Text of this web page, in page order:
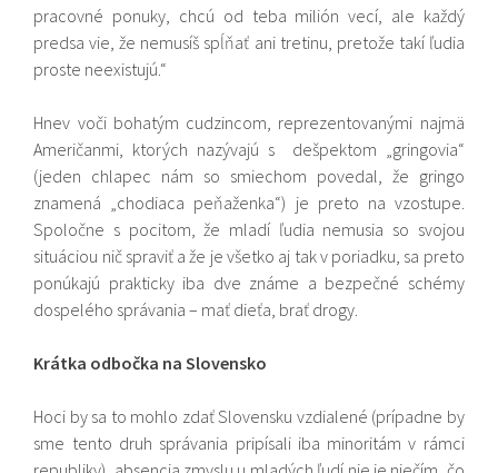
pracovné ponuky, chcú od teba milión vecí, ale každý
predsa vie, že nemusíš spĺňať ani tretinu, pretože takí ľudia
proste neexistujú.“
Hnev voči bohatým cudzincom, reprezentovanými najmä
Američanmi, ktorých nazývajú s dešpektom „gringovia“
(jeden chlapec nám so smiechom povedal, že gringo
znamená „chodiaca peňaženka“) je preto na vzostupe.
Spoločne s pocitom, že mladí ľudia nemusia so svojou
situáciou nič spraviť a že je všetko aj tak v poriadku, sa preto
ponúkajú prakticky iba dve známe a bezpečné schémy
dospelého správania – mať dieťa, brať drogy.
Krátka odbočka na Slovensko
Hoci by sa to mohlo zdať Slovensku vzdialené (prípadne by
sme tento druh správania pripísali iba minoritám v rámci